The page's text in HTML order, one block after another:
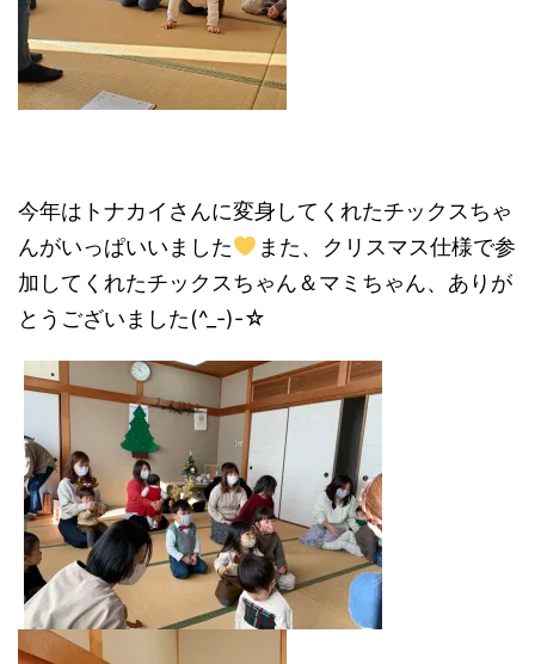
今年はトナカイさんに変身してくれたチックスちゃ
んがいっぱいいました
また、クリスマス仕様で参
加してくれたチックスちゃん＆マミちゃん、ありが
とうございました(^_-)-☆